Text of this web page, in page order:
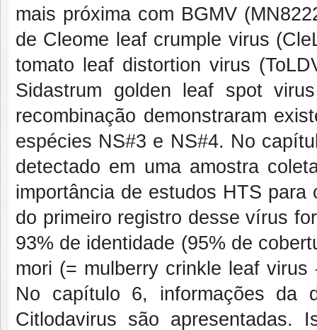
mais próxima com BGMV
de Cleome leaf crumple virus
tomato leaf distortion virus
Sidastrum golden leaf spot
recombinação demonstraram
espécies NS#3 e NS#4. No
detectado em uma amostra
importância de estudos HTS
do primeiro registro desse vírus
93% de identidade (95% de
mori (= mulberry crinkle leaf
No capítulo 6, informações da
Citlodavirus são apresentadas.